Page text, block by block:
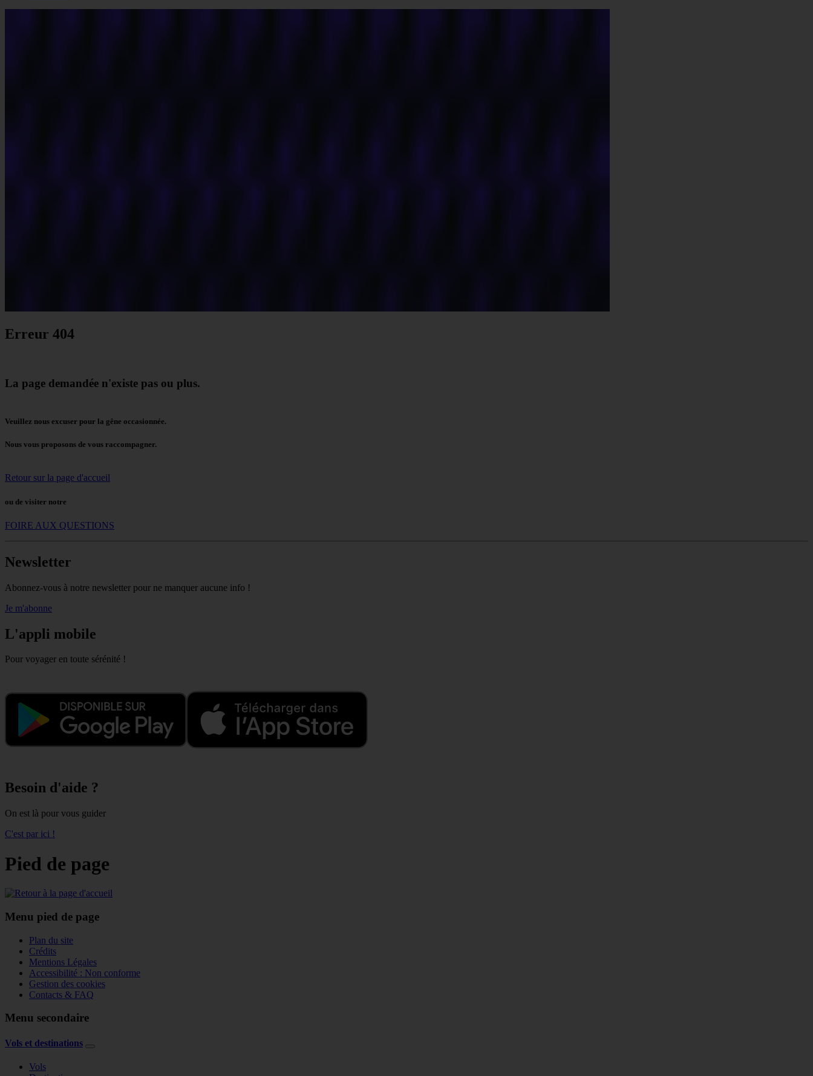
Erreur 404
La page demandée n'existe pas ou plus.
Veuillez nous excuser pour la gêne occasionnée.
Nous vous proposons de vous raccompagner.
Retour sur la page d'accueil
ou de visiter notre
FOIRE AUX QUESTIONS
Newsletter
Abonnez-vous à notre newsletter pour ne manquer aucune info !
Je m'abonne
L'appli mobile
Pour voyager en toute sérénité !
Besoin d'aide ?
On est là pour vous guider
C'est par ici !
Pied de page
Menu pied de page
Plan du site
Crédits
Mentions Légales
Accessibilité : Non conforme
Gestion des cookies
Contacts & FAQ
Menu secondaire
Vols et destinations
Vols